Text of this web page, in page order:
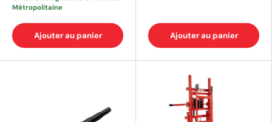
Métropolitaine
Ajouter au panier Ajouter au panier